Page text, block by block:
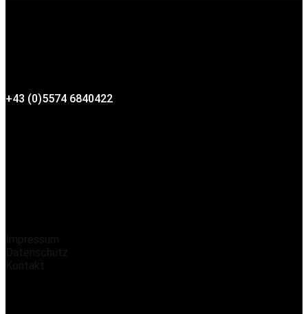
+43 (0)5574 6840422
Impressum
Datenschutz
Kontakt